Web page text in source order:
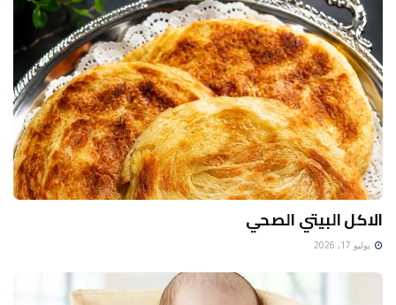
الاكل البيتي الصحي
يوليو 17, 2026